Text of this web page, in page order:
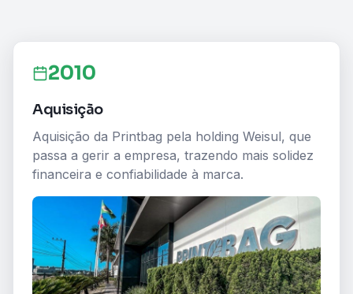
2010
Aquisição
Aquisição da Printbag pela holding Weisul, que
passa a gerir a empresa, trazendo mais solidez
financeira e confiabilidade à marca.